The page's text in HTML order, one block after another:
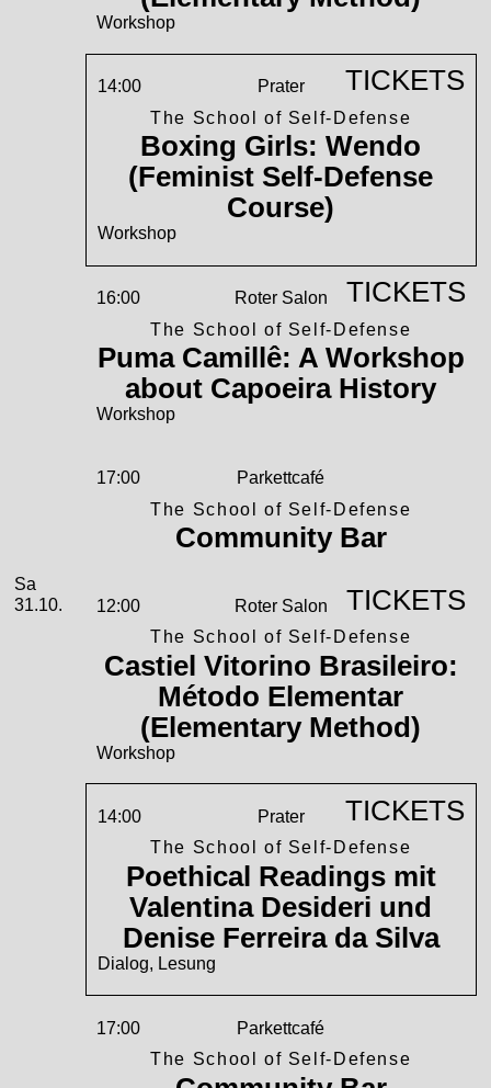
Workshop
14:00
Prater
The School of Self-Defense
Boxing Girls: Wendo
(Feminist Self-Defense
Course)
Workshop
TICKETS
16:00
Roter Salon
The School of Self-Defense
Puma Camillê: A Workshop
about Capoeira History
Workshop
TICKETS
17:00
Parkettcafé
The School of Self-Defense
Community Bar
Samstag, 31. Oktober 2026
Sa
31.10.
12:00
Roter Salon
The School of Self-Defense
Castiel Vitorino Brasileiro:
Método Elementar
(Elementary Method)
Workshop
TICKETS
14:00
Prater
The School of Self-Defense
Poethical Readings mit
Valentina Desideri und
Denise Ferreira da Silva
Dialog, Lesung
TICKETS
17:00
Parkettcafé
The School of Self-Defense